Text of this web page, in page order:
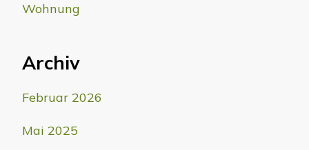
Wohnung
Archiv
Februar 2026
Mai 2025